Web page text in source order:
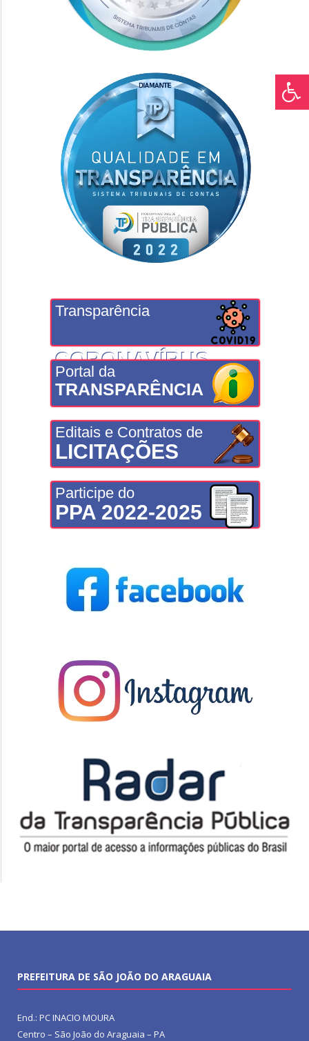
Transparência
CORONAVÍRUS
Portal da
TRANSPARÊNCIA
Editais e Contratos de
LICITAÇÕES
Participe do
PPA 2022-2025
PREFEITURA DE SÃO JOÃO DO ARAGUAIA
End.: PC INACIO MOURA
Centro – São João do Araguaia – PA